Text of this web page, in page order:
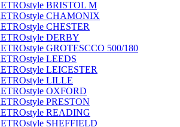
BRISTOL M
CHAMONIX
CHESTER
DERBY
GROTESCCO 500/180
LEEDS
LEICESTER
LILLE
OXFORD
PRESTON
READING
SHEFFIELD